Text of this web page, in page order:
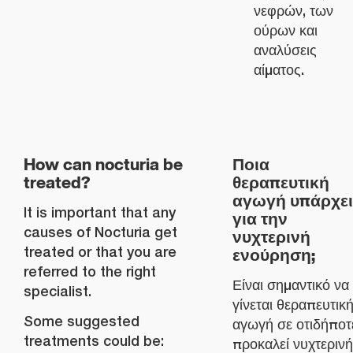
νεφρών, των
ούρων και
αναλύσεις
αίματος.
How can nocturia be
treated?
It is important that any
causes of Nocturia get
treated or that you are
referred to the right
specialist.
Some suggested
treatments could be:
Ποια
θεραπευτική
αγωγή υπάρχει
για την
νυχτερινή
ενούρηση;
Είναι σημαντικό να
γίνεται θεραπευτική
αγωγή σε
προκαλεί νυχτερινή